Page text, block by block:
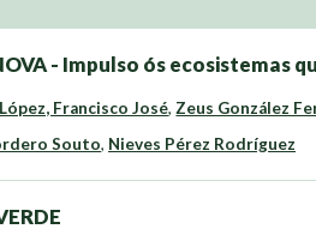
- Impulso ós ecosistemas
Francisco José, Zeus González
Souto, Nieves Pérez Rodríguez